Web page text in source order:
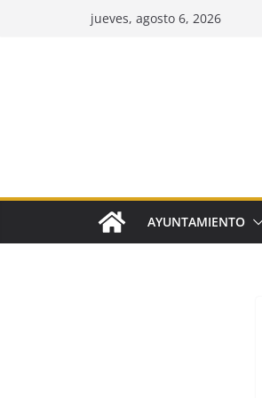
jueves, agosto 6, 2026
AYUNTAMIENTO